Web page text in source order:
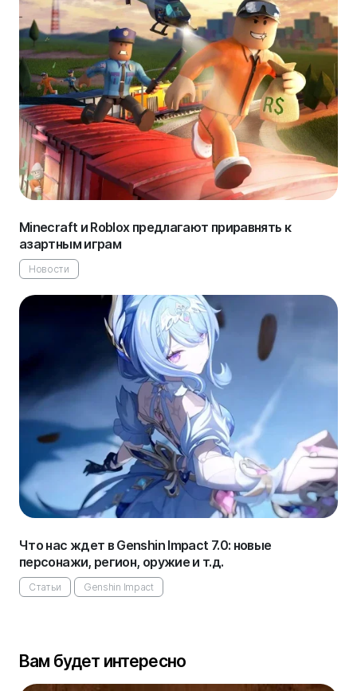
Minecraft и Roblox предлагают приравнять к
азартным играм
Новости
Что нас ждет в Genshin Impact 7.0: новые
персонажи, регион, оружие и т.д.
Статьи Genshin Impact
Вам будет интересно